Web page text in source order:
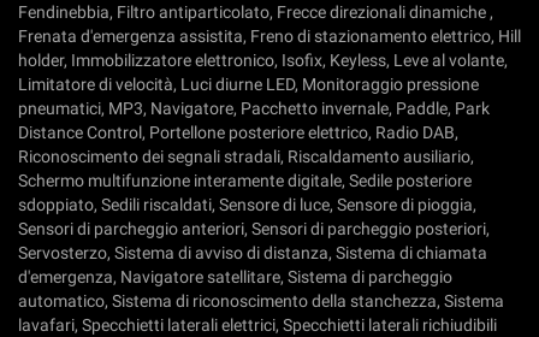
Fendinebbia, Filtro antiparticolato, Frecce direzionali dinamiche ,
Frenata d'emergenza assistita, Freno di stazionamento elettrico, Hill
holder, Immobilizzatore elettronico, Isofix, Keyless, Leve al volante,
Limitatore di velocità, Luci diurne LED, Monitoraggio pressione
pneumatici, MP3, Navigatore, Pacchetto invernale, Paddle, Park
Distance Control, Portellone posteriore elettrico, Radio DAB,
Riconoscimento dei segnali stradali, Riscaldamento ausiliario,
Schermo multifunzione interamente digitale, Sedile posteriore
sdoppiato, Sedili riscaldati, Sensore di luce, Sensore di pioggia,
Sensori di parcheggio anteriori, Sensori di parcheggio posteriori,
Servosterzo, Sistema di avviso di distanza, Sistema di chiamata
d'emergenza, Navigatore satellitare, Sistema di parcheggio
automatico, Sistema di riconoscimento della stanchezza, Sistema
lavafari, Specchietti laterali elettrici, Specchietti laterali richiudibili